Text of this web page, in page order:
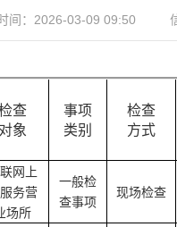
间：2026-03-09 09:50
查
对象
事项
类别
检查
方式
网上
务营
场所
一般检
查事项
现场检查